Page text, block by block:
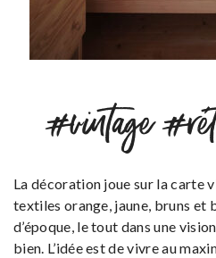
#vintage
La décoration joue sur la carte
textiles orange, jaune, bruns et
d’époque, le tout dans une
bien. L’idée est de vivre au